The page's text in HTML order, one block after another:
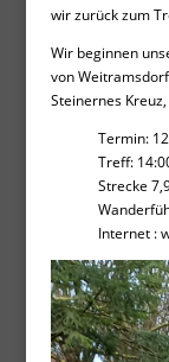
wir zurück zum
Wir beginnen
von
Steinernes
Termin:
Treff:
Strecke
Internet :